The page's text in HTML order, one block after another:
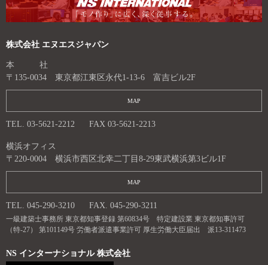
株式会社 エヌエスジャパン
本 社
〒135-0034 東京都江東区永代1-13-6 富吉ビル2F
MAP
TEL. 03-5621-2212 FAX 03-5621-2213
横浜オフィス
〒220-0004 横浜市西区北幸二丁目8-29東武横浜第3ビル1F
MAP
TEL. 045-290-3210 FAX. 045-290-3211
一級建築士事務所 東京都知事登録 第60834号 特定建設業 東京都知事許可
（特-27） 第101149号 労働者派遣事業許可 厚生労働大臣届出 派13-311473
NS インターナショナル 株式会社